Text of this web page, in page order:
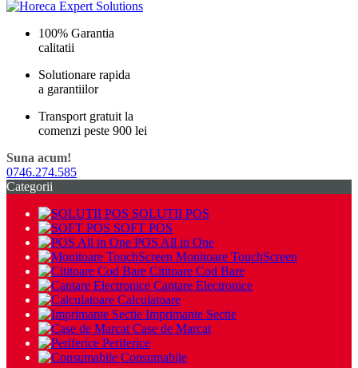
100% Garantia
calitatii
Solutionare rapida
a garantiilor
Transport gratuit la
comenzi peste 900 lei
Suna acum!
0746.274.585
Categorii
SOLUTII POS
SOFT POS
POS All in One
Monitoare TouchScreen
Cititoare Cod Bare
Cantare Electronice
Calculatoare
Imprimante Sectie
Case de Marcat
Periferice
Consumabile